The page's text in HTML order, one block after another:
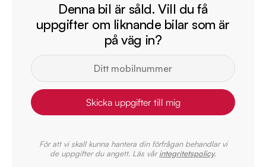
Denna bil är såld. Vill du få
uppgifter om liknande bilar som är
på väg in?
Skicka uppgifter till mig
För att vi skall kunna hantera din förfrågan behandlar vi
de uppgifter du angett. Läs vårintegritetspolicy.